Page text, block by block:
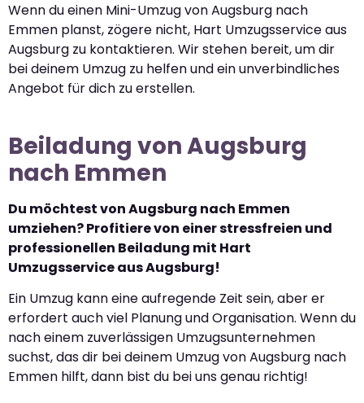
Wenn du einen Mini-Umzug von Augsburg nach
Emmen planst, zögere nicht, Hart Umzugsservice aus
Augsburg zu kontaktieren. Wir stehen bereit, um dir
bei deinem Umzug zu helfen und ein unverbindliches
Angebot für dich zu erstellen.
Beiladung von Augsburg
nach Emmen
Du möchtest von Augsburg nach Emmen
umziehen? Profitiere von einer stressfreien und
professionellen Beiladung mit Hart
Umzugsservice aus Augsburg!
Ein Umzug kann eine aufregende Zeit sein, aber er
erfordert auch viel Planung und Organisation. Wenn du
nach einem zuverlässigen Umzugsunternehmen
suchst, das dir bei deinem Umzug von Augsburg nach
Emmen hilft, dann bist du bei uns genau richtig!